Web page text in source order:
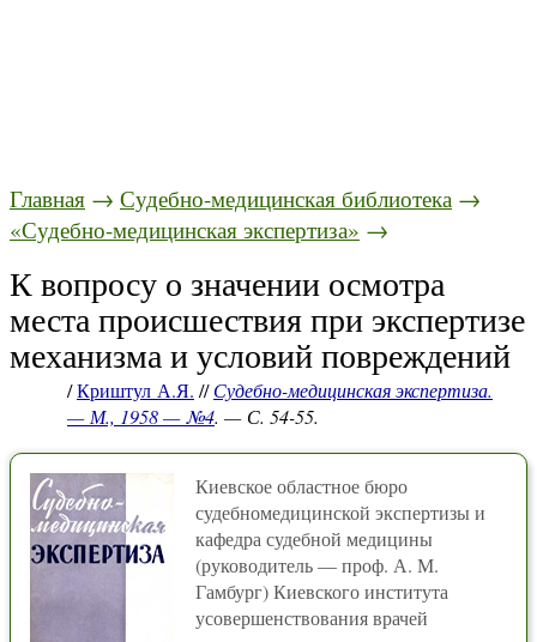
Главная → Судебно-медицинская библиотека →
«Судебно-медицинская экспертиза» →
К вопросу о значении осмотра
места происшествия при экспертизе
механизма и условий повреждений
/Криштул А.Я. //Судебно-медицинская экспертиза.
— М., 1958 — №4. — С. 54-55.
Киевское областное бюро
судебномедицинской экспертизы и
кафедра судебной медицины
(руководитель — проф. А. М.
Гамбург) Киевского института
усовершенствования врачей